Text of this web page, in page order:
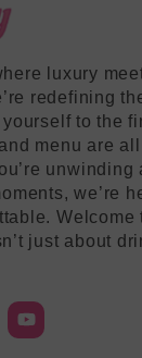
luxury
redefining
to the
menu are
unwinding
we’re
just about